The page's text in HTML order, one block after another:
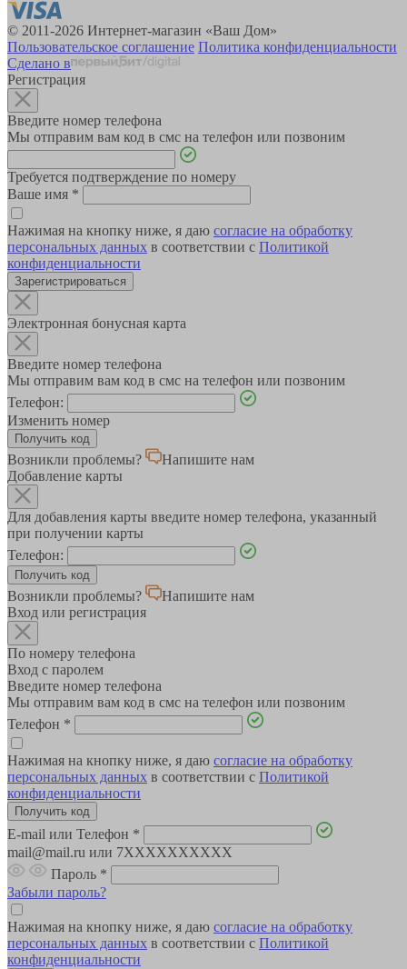
© 2011-2026 Интернет-магазин «Ваш Дом»
Пользовательское соглашение Политика конфиденциальности
Сделано в
Регистрация
Введите номер телефона
Мы отправим вам код в смс на телефон или позвоним
Требуется подтверждение по номеру
Ваше имя *
Нажимая на кнопку ниже, я даю согласие на обработку
персональных данных в соответствии с Политикой
конфиденциальности
Зарегистрироваться
Электронная бонусная карта
Введите номер телефона
Мы отправим вам код в смс на телефон или позвоним
Телефон:
Изменить номер
Возникли проблемы?
Напишите нам
Добавление карты
Для добавления карты введите номер телефона, указанный
при получении карты
Телефон:
Возникли проблемы?
Напишите нам
Вход или регистрация
По номеру телефона
Вход с паролем
Введите номер телефона
Мы отправим вам код в смс на телефон или позвоним
Телефон *
Нажимая на кнопку ниже, я даю согласие на обработку
персональных данных в соответствии с Политикой
конфиденциальности
E-mail или Телефон *
mail@mail.ru или 7XXXXXXXXXX
Пароль *
Забыли пароль?
Нажимая на кнопку ниже, я даю согласие на обработку
персональных данных в соответствии с Политикой
конфиденциальности